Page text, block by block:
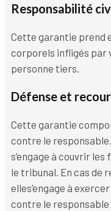
Responsabilité
Cette garantie prend
corporels infligés par
personne tiers.
Défense et
Cette garantie
contre le
s’engage à couvrir les
le tribunal. En cas de
elles’engage à
contre le responsable